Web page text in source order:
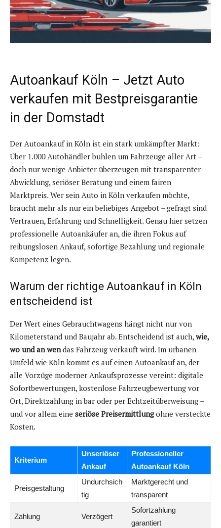
Autoankauf Köln – Jetzt Auto
verkaufen mit Bestpreisgarantie
in der Domstadt
Der Autoankauf in Köln ist ein stark umkämpfter Markt:
Über 1.000 Autohändler buhlen um Fahrzeuge aller Art –
doch nur wenige Anbieter überzeugen mit transparenter
Abwicklung, seriöser Beratung und einem fairen
Marktpreis. Wer sein Auto in Köln verkaufen möchte,
braucht mehr als nur ein beliebiges Angebot – gefragt sind
Vertrauen, Erfahrung und Schnelligkeit. Genau hier setzen
professionelle Autoankäufer an, die ihren Fokus auf
reibungslosen Ankauf, sofortige Bezahlung und regionale
Kompetenz legen.
Warum der richtige Autoankauf in Köln
entscheidend ist
Der Wert eines Gebrauchtwagens hängt nicht nur von
Kilometerstand und Baujahr ab. Entscheidend ist auch, wie,
wo und an wendas Fahrzeug verkauft wird. Im urbanen
Umfeld wie Köln kommt es auf einen Autoankauf an, der
alle Vorzüge moderner Ankaufsprozesse vereint: digitale
Sofortbewertungen, kostenlose Fahrzeugbewertung vor
Ort, Direktzahlung in bar oder per Echtzeitüberweisung –
und vor allem eine seriöse Preisermittlungohne versteckte
Kosten.
Kriterium
Unseriöser
Ankauf
Professioneller
Autoankauf Köln
Preisgestaltung
Undurchsich
tig
Marktgerecht und
transparent
Zahlung Verzögert
Sofortzahlung
garantiert